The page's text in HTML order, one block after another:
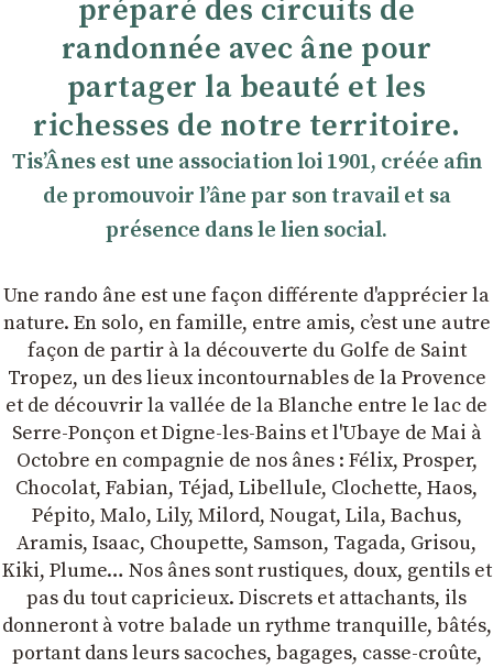
préparé des circuits de
randonnée avec âne pour
partager la beauté et les
richesses de notre territoire.
TisʼÂnes est une association loi 1901, créée afin
de promouvoir lʼâne par son travail et sa
présence dans le lien social.
Une rando âne est une façon différente d'apprécier la
nature. En solo, en famille, entre amis, cʼest une autre
façon de partir à la découverte du Golfe de Saint
Tropez, un des lieux incontournables de la Provence
et de découvrir la vallée de la Blanche entre le lac de
Serre-Ponçon et Digne-les-Bains et l'Ubaye de Mai à
Octobre en compagnie de nos ânes : Félix, Prosper,
Chocolat, Fabian, Téjad, Libellule, Clochette, Haos,
Pépito, Malo, Lily, Milord, Nougat, Lila, Bachus,
Aramis, Isaac, Choupette, Samson, Tagada, Grisou,
Kiki, Plume… Nos ânes sont rustiques, doux, gentils et
pas du tout capricieux. Discrets et attachants, ils
donneront à votre balade un rythme tranquille, bâtés,
portant dans leurs sacoches, bagages, casse-croûte,